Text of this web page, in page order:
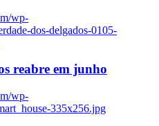
wp-
dos-delgados-0105-
reabre em junho
wp-
335x256.jpg